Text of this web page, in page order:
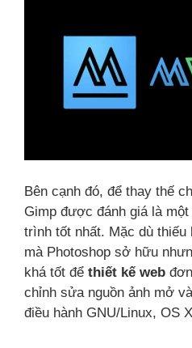
Bên cạnh đó, để thay thế
Gimp được đánh giá là
trình tốt nhất. Mặc dù
mà Photoshop sở hữu
khá tốt để thiết kế web
chỉnh sửa nguồn ảnh mở
điều hành GNU/Linux, OS